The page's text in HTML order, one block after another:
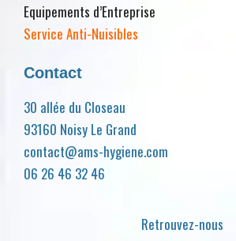
Equipements d’Entreprise
Service Anti-Nuisibles
Contact
30 allée du Closeau
93160 Noisy Le Grand
contact@ams-hygiene.com
06 26 46 32 46
Retrouvez-nous